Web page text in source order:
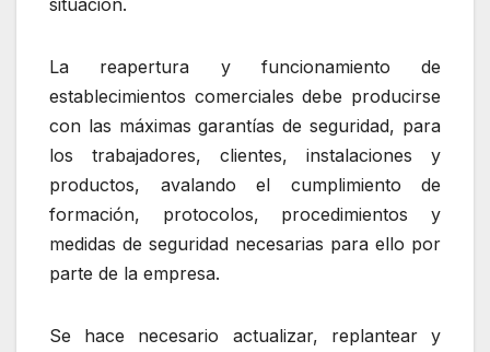
La reapertura y funcionamiento de
establecimientos comerciales debe producirse
con las máximas garantías de seguridad, para
los trabajadores, clientes, instalaciones y
productos, avalando el cumplimiento de
formación, protocolos, procedimientos y
medidas de seguridad necesarias para ello por
parte de la empresa.
Se hace necesario actualizar, replantear y